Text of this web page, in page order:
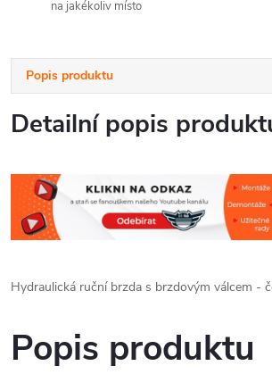
na jakékoliv místo
Popis produktu
Detailní popis
Hydraulická ruční brzda s brzdovým válcem -
Popis produktu